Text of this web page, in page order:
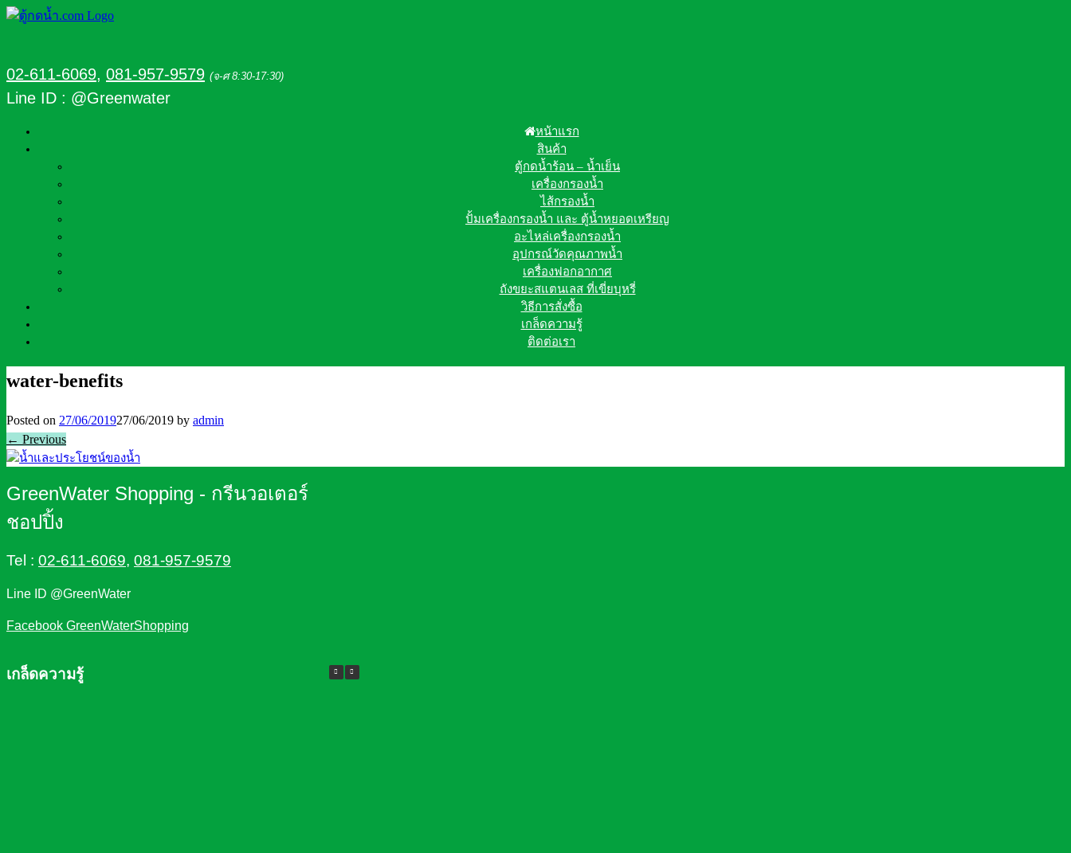
02-611-6069, 081-957-9579 (จ-ศ 8:30-17:30)
Line ID : @Greenwater
หน้าแรก
สินค้า
ตู้กดน้ำร้อน – น้ำเย็น
เครื่องกรองน้ำ
ไส้กรองน้ำ
ปั้มเครื่องกรองน้ำ และ ตู้น้ำหยอดเหรียญ
อะไหล่เครื่องกรองน้ำ
อุปกรณ์วัดคุณภาพน้ำ
เครื่องฟอกอากาศ
ถังขยะสแตนเลส ที่เขี่ยบุหรี่
วิธีการสั่งซื้อ
เกล็ดความรู้
ติดต่อเรา
water-benefits
Posted on 27/06/201927/06/2019 by admin
← Previous
GreenWater Shopping - กรีนวอเตอร์
ชอปปิ้ง
Tel : 02-611-6069, 081-957-9579
Line ID @GreenWater
Facebook GreenWaterShopping
เกล็ดความรู้